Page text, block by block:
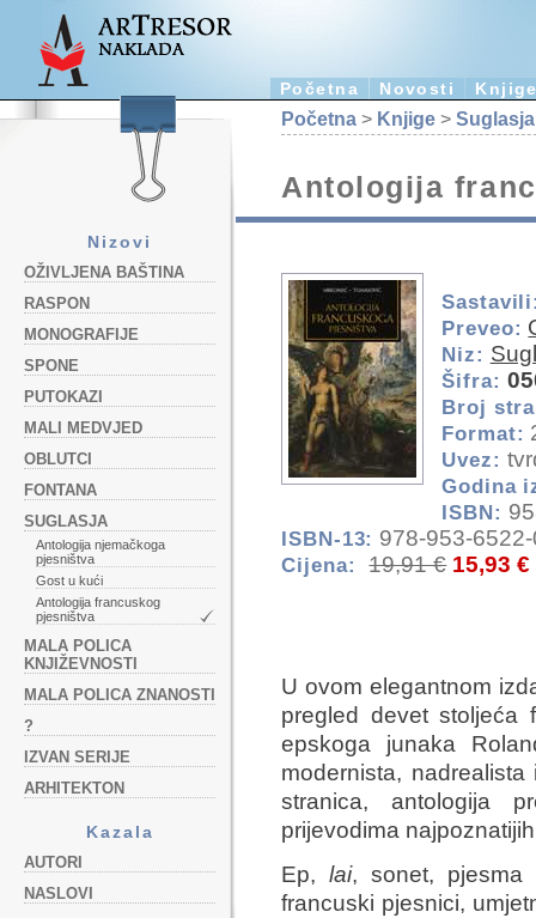
Početna Novosti
Nizovi
OŽIVLJENA BAŠTINA
RASPON
MONOGRAFIJE
SPONE
PUTOKAZI
MALI MEDVJED
OBLUTCI
FONTANA
SUGLASJA
Antologija njemačkoga
pjesništva
Gost u kući
Antologija francuskog
pjesništva
MALA POLICA
KNJIŽEVNOSTI
MALA POLICA ZNANOSTI
?
IZVAN SERIJE
ARHITEKTON
Kazala
AUTORI
NASLOVI
Početna > Knjige > Suglasja
Antologija
Preveo:
Niz:
Šifra:
Broj
Format:
Uvez:
Godina
ISBN:
ISBN-13: 978-953-
Cijena: 19,91 € 15,93 €
U ovom elegantnom
pregled devet stoljeća
epskoga junaka
modernista,
stranica, antologija
prijevodima
Ep, lai, sonet, pjesma
francuski pjesnici,